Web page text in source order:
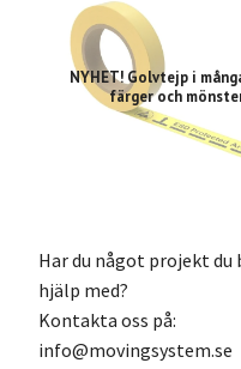
NYHET! Golvtejp i
färger och
Har du något projekt du
hjälp med?
Kontakta oss på:
info@movingsystem.se